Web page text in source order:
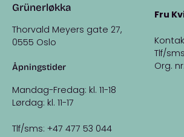
Grünerløkka
Thorvald Meyers gate 27,
0555 Oslo
Åpningstider
Mandag-Fredag: kl. 11-18
Lørdag: kl. 11-17
Tlf/sms: +47 477 53 044
Fru
Tlf/
Org.